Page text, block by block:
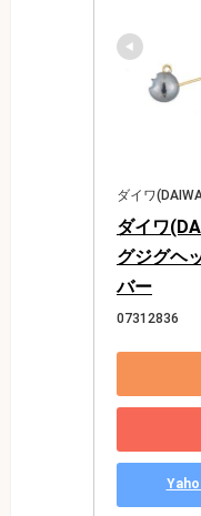
ダイワ
ダイワ
グジグヘ
バー
07312836